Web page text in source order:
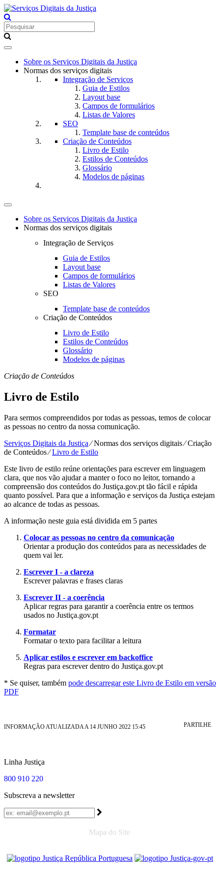
Toggle
navigationSobre os Serviços Digitais da Justiça
Normas dos serviços digitais
Integração de Serviços
Guia de Estilos
Layout base
Campos de formulários
Listas de Valores
SEO
Template base de conteúdos
Criação de Conteúdos
Livro de Estilo
Estilos de Conteúdos
Glossário
Modelos de páginas
Toggle
navigationSobre os Serviços Digitais da Justiça
Normas dos serviços digitais
Integração de Serviços
Guia de Estilos
Layout base
Campos de formulários
Listas de Valores
SEO
Template base de conteúdos
Criação de Conteúdos
Livro de Estilo
Estilos de Conteúdos
Glossário
Modelos de páginas
Criação de Conteúdos
Livro de Estilo
Para sermos compreendidos por todas as pessoas, temos de colocar
as pessoas no centro da nossa comunicação.
Serviços Digitais da Justiça⁄Normas dos serviços digitais⁄Criação
de Conteúdos⁄Livro de Estilo
Este livro de estilo reúne orientações para escrever em linguagem
clara, que nos vão ajudar a manter o foco no leitor, tornando a
compreensão dos conteúdos do Justiça.gov.pt tão fácil e rápida
quanto possível. Para que a informação e serviços da Justiça estejam
ao alcance de todas as pessoas.
A informação neste guia está dividida em 5 partes
Colocar as pessoas no centro da comunicação
Orientar a produção dos conteúdos para as necessidades de
quem vai ler.
Escrever I - a clareza
Escrever palavras e frases claras
Escrever II - a coerência
Aplicar regras para garantir a coerência entre os termos
usados no Justiça.gov.pt
Formatar
Formatar o texto para facilitar a leitura
Aplicar estilos e escrever em backoffice
Regras para escrever dentro do Justiça.gov.pt
* Se quiser, também pode descarregar este Livro de Estilo em versão
PDF
INFORMAÇÃO ATUALIZADA A 14 JUNHO 2022 15:45 PARTILHE
Linha Justiça
800 910 220
Subscreva a newsletter
Mapa do Site